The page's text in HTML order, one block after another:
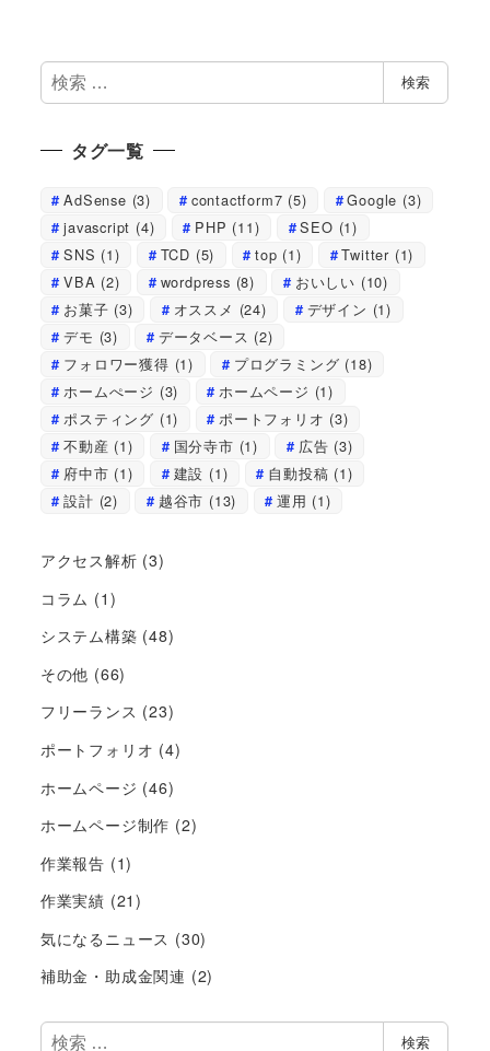
検
索
検索
タグ一覧
AdSense (3) contactform7 (5) Google (3)
javascript (4) PHP (11) SEO (1)
SNS (1) TCD (5) top (1) Twitter (1)
VBA (2) wordpress (8) おいしい (10)
お菓子 (3) オススメ (24) デザイン (1)
デモ (3) データベース (2)
フォロワー獲得 (1) プログラミング (18)
ホームぺージ (3) ホームページ (1)
ポスティング (1) ポートフォリオ (3)
不動産 (1) 国分寺市 (1) 広告 (3)
府中市 (1) 建設 (1) 自動投稿 (1)
設計 (2) 越谷市 (13) 運用 (1)
アクセス解析 (3)
コラム (1)
システム構築 (48)
その他 (66)
フリーランス (23)
ポートフォリオ (4)
ホームページ (46)
ホームページ制作 (2)
作業報告 (1)
作業実績 (21)
気になるニュース (30)
補助金・助成金関連 (2)
検
検索